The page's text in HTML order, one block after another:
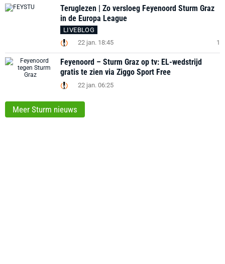
Teruglezen | Zo versloeg Feyenoord Sturm Graz
in de Europa League
LIVEBLOG
22 jan. 18:45
1
Feyenoord – Sturm Graz op tv: EL-wedstrijd
gratis te zien via Ziggo Sport Free
22 jan. 06:25
Meer Sturm nieuws